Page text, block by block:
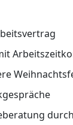
durch